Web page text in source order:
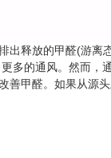
出释放的甲醛(游
多的通风。然而
善甲醛。如果从源